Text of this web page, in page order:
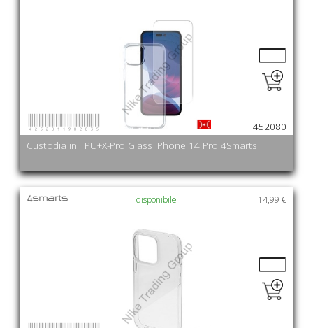
Custodia in TPU+X-Pro Glass iPhone 14 Pro 4Smarts
452080
14,99 €
disponibile